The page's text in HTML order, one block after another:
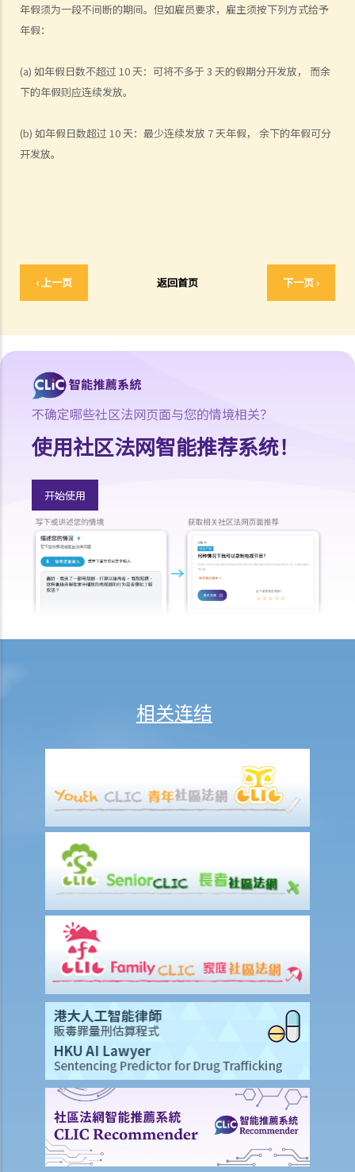
年假须为一段不间断的期间。但如雇员要求，雇主须按下列方式给予
年假：
(a) 如年假日数不超过 10 天：可将不多于3 天的假期分开发放， 而余
下的年假则应连续发放。
(b) 如年假日数超过 10 天：最少连续发放 7 天年假， 余下的年假可分
开发放。
‹ 上一页 返回首页 下一页 ›
提供法定福利和权益？
3. 如何分辨「雇佣合约」以及「独立承包商（或自雇人士）之服务合
4. 我接受了一份新聘约，并知道将于某日上班；而另一方面，我亦已给
予现职雇主一个月通知以辞去现有工作。在新工上任的一个星期前，我
者。因我经已辞去现有工作（而新职员亦已上班），我在离职时便成为
$3,000 以作赔偿，我可否作此扣除？雇主在甚麽情况下才可扣减雇员薪
2. 我上个月的薪金已被拖欠了十天，我的老板有否触犯法律？
否违反雇佣合约？我可否即时终止雇佣合约以及提出索偿？
4. 我的工作地方突然被关闭，而自上个月起我便没有再收到薪金，我认
为公司的财政已陷入困境，而公司亦很可能面临清盘。我能否取回全部
（或部分）薪金？
5. 假如雇主面临破产 / 清盘，我可以从哪处获得协助？
6. 如果我上班迟到，我的雇主可以扣除我的工资吗？
7. 雇主可否单方面减少雇员的工资，安排无薪假，或更改雇佣合约条款
8. 建筑及营造行业的总承判商有没有责任支付次承判商的雇员的工资？
9. 工资是否包括酌情发给的佣金或花红？
10. 雇主是否必须发放年终双粮或花红给雇员？
11. 如何计算年终酬金？我可于何时收取有关的款项？
1. 实时终止雇佣合约
6. 暂停雇用
9. 不当地终止合约
1. 不合理解雇
1. 雇佣合约终止后的限制条款
2. 不合理更改雇佣合约条款
3. 不合理及不合法解雇
4. 不合理解雇的补偿
2. 我怀疑公司内某销售员不断将客户资料给予本公司的竞争对手，所以
我想解雇此职员。我可否不给予他预先通知（或代通知金）而立刻解雇
2. 我是一名办公室文员，但老板经常指令我在货仓内搬运重物，我认为
此工作与我的职责不符，而老板亦没有在我面试时说明此项职责。我可
否不给予他预先通知（或代通知金）而辞职？
3. 雇员几日没有上班，但没有给予理由，雇主可否实时解雇？
4. 我将会以其中一个「有效的解雇理由」 解雇我的职员。我是否需要给
予他预先通知或代通知金？
5. 假如我（作为一名雇员）现正面对「不合理解雇」或「不合理地更改
雇佣合约内之条款」的问题，我怎样保障自己的权利？
不确定哪些社区法网页面与您的情境相关？
使用社区法网智能推荐系统！
开始使用
相关连结